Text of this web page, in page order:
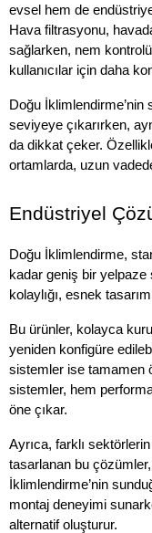
evsel hem de
Hava filtrasyonu,
sağlarken, nem
kullanıcılar için daha
Doğu
seviyeye çıkarırken,
da dikkat çeker.
ortamlarda, uzun
Endüstriyel
Doğu İklimlendirme,
kadar geniş bir
kolaylığı, esnek
Bu ürünler, kolayca
yeniden konfigüre
sistemler ise tamamen
sistemler, hem
öne çıkar.
Ayrıca, farklı
tasarlanan bu
İklimlendirme’nin
montaj deneyimi
alternatif oluşturur.